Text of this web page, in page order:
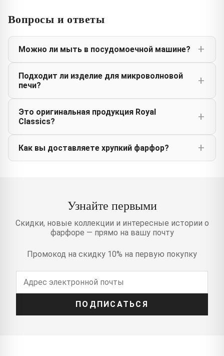
Вопросы и ответы
Можно ли мыть в посудомоечной машине?
Подходит ли изделие для микроволновой
печи?
Это оригинальная продукция Royal
Classics?
Как вы доставляете хрупкий фарфор?
Узнайте первыми
Скидки, новые коллекции и интересные истории о
фарфоре — прямо на вашу почту
Промокод на скидку 10% на первую покупку
ПОДПИСАТЬСЯ